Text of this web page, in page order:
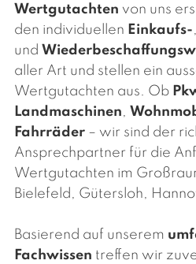
Wertgutachten von uns
den individuellen Einkaufs-,
und
aller Art und stellen ein
Wertgutachten aus. Ob
Landmaschinen,
Fahrräder – wir sind der
Ansprechpartner für die
Wertgutachten im
Bielefeld, Gütersloh,
Basierend auf unserem
Fachwissen treffen wir